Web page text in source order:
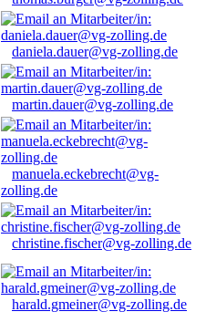
daniela.dauer@vg-zolling.de
martin.dauer@vg-zolling.de
manuela.eckebrecht@vg-
zolling.de
christine.fischer@vg-zolling.de
harald.gmeiner@vg-zolling.de